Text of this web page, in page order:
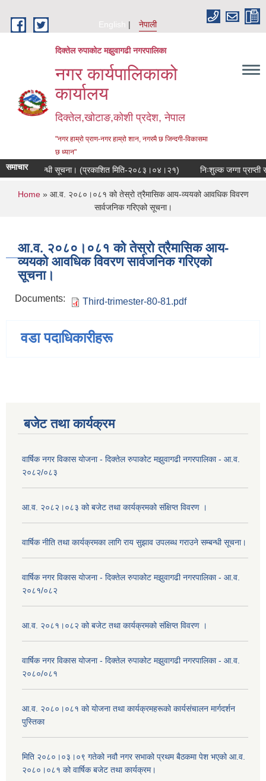
English
नेपाली
दिक्तेल रुपाकोट मझुवागढी नगरपालिका
नगर कार्यपालिकाको
कार्यालय
दिक्तेल,खोटाङ,कोशी प्रदेश, नेपाल
"नगर हाम्रो प्राण-नगर हाम्रो शान, नगरमै छ जिन्दगी-विकासमा
छ ध्यान"
समाचार
हुने सम्बन्धी सूचना। (प्रकाशित मिति-२०८३।०४।२१) निःशुल्क जग्गा प्राप्ती
You are here
Home» आ.व. २०८०।०८१ को तेस्रो त्रैमासिक आय-व्ययको आवधिक विवरण
सार्वजनिक गरिएको सूचना।
आ.व. २०८०।०८१ को तेस्रो त्रैमासिक आय-
व्ययको आवधिक विवरण सार्वजनिक गरिएको
सूचना।
Documents: Third-trimester-80-81.pdf
वडा पदाधिकारीहरू
बजेट तथा कार्यक्रम
वार्षिक नगर विकास योजना - दिक्तेल रुपाकोट मझुवागढी नगरपालिका - आ.व.
२०८२/०८३
आ.व. २०८२।०८३ को बजेट तथा कार्यक्रमको संक्षिप्त विवरण ।
वार्षिक नीति तथा कार्यक्रमका लागि राय सुझाव उपलब्ध गराउने सम्बन्धी सूचना।
वार्षिक नगर विकास योजना - दिक्तेल रुपाकोट मझुवागढी नगरपालिका - आ.व.
२०८१/०८२
आ.व. २०८१।०८२ को बजेट तथा कार्यक्रमको संक्षिप्त विवरण ।
वार्षिक नगर विकास योजना - दिक्तेल रुपाकोट मझुवागढी नगरपालिका - आ.व.
२०८०/०८१
आ.व. २०८०।०८१ को योजना तथा कार्यक्रमहरूको कार्यसंचालन मार्गदर्शन
पुस्तिका
मिति २०८०।०३।०९ गतेको नवौ नगर सभाको प्रथम बैठकमा पेश भएको आ.व.
२०८०।०८१ को वार्षिक बजेट तथा कार्यक्रम।